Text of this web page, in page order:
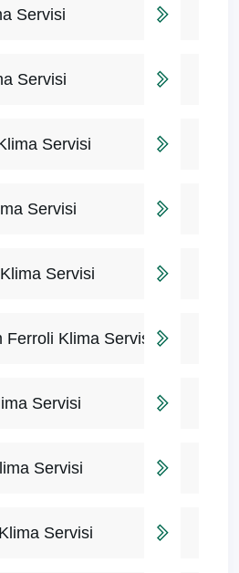
Servisi
Servisi
Servisi
Servisi
Servisi
Ferroli Klima Servisi
Servisi
Servisi
Servisi